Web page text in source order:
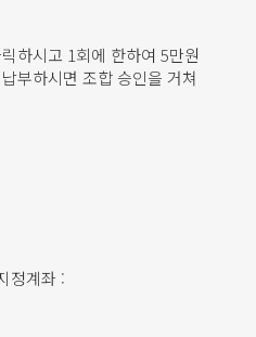
하시고 1회에 한하여 5만원
부하시면 조합 승인을 거쳐
정계좌 :